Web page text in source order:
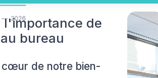
— 2026
l'importance de
bureau
cœur de notre bien-